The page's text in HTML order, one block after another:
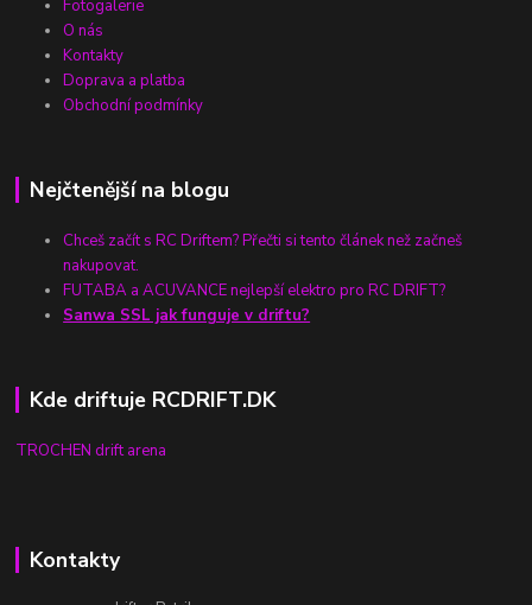
Fotogalerie
O nás
Kontakty
Doprava a platba
Obchodní podmínky
Nejčtenější na blogu
Chceš začít s RC Driftem? Přečti si tento článek než začneš
nakupovat.
FUTABA a ACUVANCE nejlepší elektro pro RC DRIFT?
Sanwa SSL jak funguje v driftu?
Kde driftuje RCDRIFT.DK
TROCHEN drift arena
Kontakty